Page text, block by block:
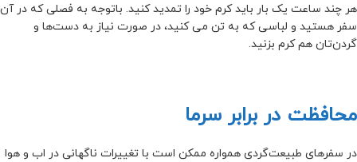
هر چند ساعت یک بار باید کرم خود را تمدید کنید. باتوجه به فصلی که در آن
سفر هستید و لباسی که به تن می کنید، در صورت نیاز به دست‌ها و
گردن‌تان هم کرم بزنید.
محافظت در برابر سرما
در سفرهای طبیعت‌گردی همواره ممکن است با تغییرات ناگهانی در اب و هوا